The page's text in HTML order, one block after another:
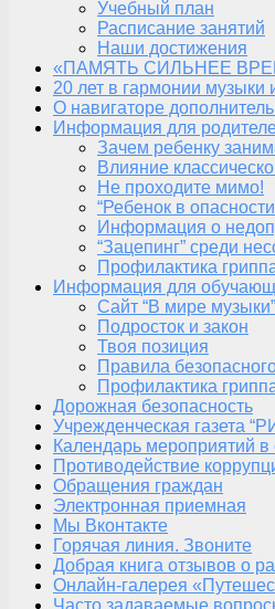
Учебный план
Расписание занятий
Наши достижения
«ПАМЯТЬ СИЛЬНЕЕ
20 лет в гармонии
О навигаторе
Информация для
Зачем ребенку
Влияние
Не проходите мимо!
“Ребенок в
Информация о
“Зацепинг” среди
Профилактика
Информация для
Сайт “В мире музыки”
Подросток и закон
Твоя позиция
Правила
Профилактика
Дорожная безопасность
Учрежденческая газета
Календарь мероприятий
Противодействие
Обращения граждан
Электронная приемная
Мы Вконтакте
Горячая линия. Звоните
Добрая книга отзывов о
Онлайн-галерея
Часто задаваемые